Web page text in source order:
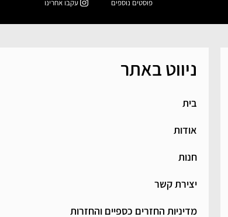
פוסטים נוספים עקבו אחרינו
ניווט באתר
בית
אודות
חנות
יצירת קשר
מדיניות החזרים כספיים והחזרות